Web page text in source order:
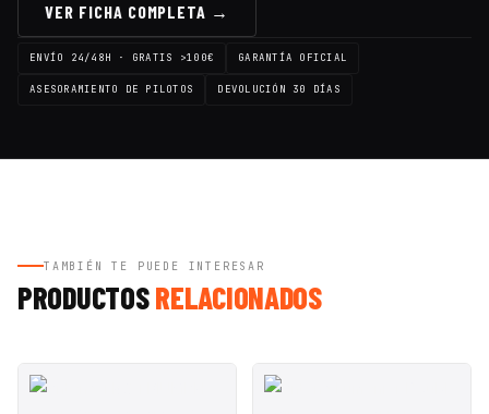
VER FICHA COMPLETA →
ENVÍO 24/48H · GRATIS >100€ GARANTÍA OFICIAL
ASESORAMIENTO DE PILOTOS DEVOLUCIÓN 30 DÍAS
TAMBIÉN TE PUEDE INTERESAR
PRODUCTOSRELACIONADOS